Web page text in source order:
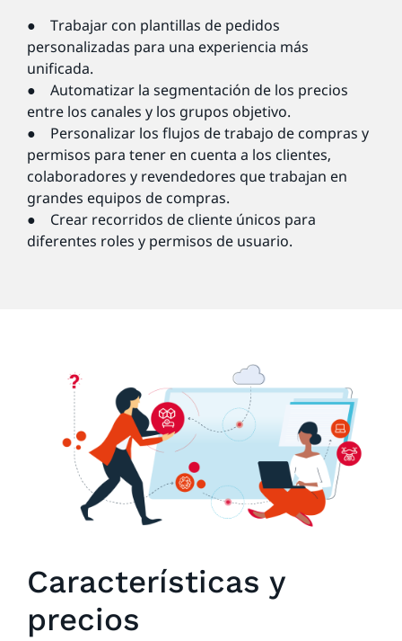
● Trabajar con plantillas de pedidos
personalizadas para una experiencia más
unificada.
● Automatizar la segmentación de los precios
entre los canales y los grupos objetivo.
● Personalizar los flujos de trabajo de compras y
permisos para tener en cuenta a los clientes,
colaboradores y revendedores que trabajan en
grandes equipos de compras.
● Crear recorridos de cliente únicos para
diferentes roles y permisos de usuario.
Características y
precios